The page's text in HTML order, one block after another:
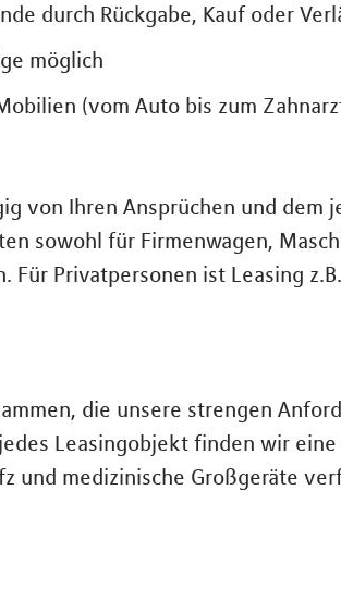
durch Rückgabe, Kauf oder
möglich
(vom Auto bis zum
von Ihren Ansprüchen und dem
sowohl für Firmenwagen,
Für Privatpersonen ist Leasing
die unsere strengen
Leasingobjekt finden wir
und medizinische Großgeräte